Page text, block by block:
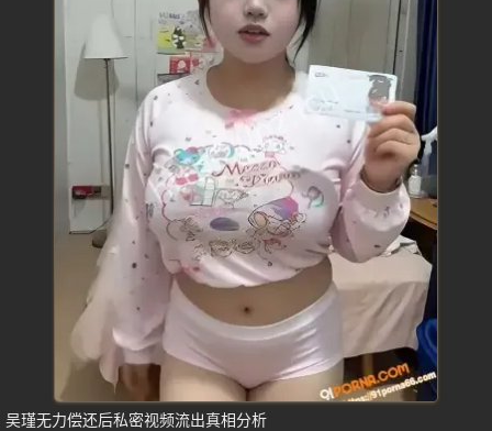
吴瑾无力偿还后私密视频流出真相分析